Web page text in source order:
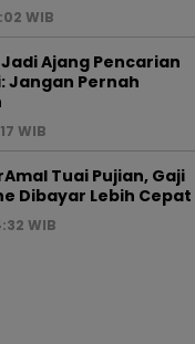
WIB
Ajang Pencarian
Jangan Pernah
WIB
Tuai Pujian, Gaji
Dibayar Lebih Cepat
WIB